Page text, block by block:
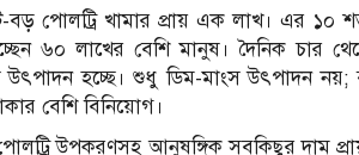
বড় পোলট্রি খামার প্রায় এক লাখ। এর ১০
৬০ লাখের বেশি মানুষ। দৈনিক চার
হচ্ছে। শুধু ডিম-মাংস উৎপাদন নয়;
বেশি বিনিয়োগ।
উপকরণসহ আনুষঙ্গিক সবকিছুর দাম